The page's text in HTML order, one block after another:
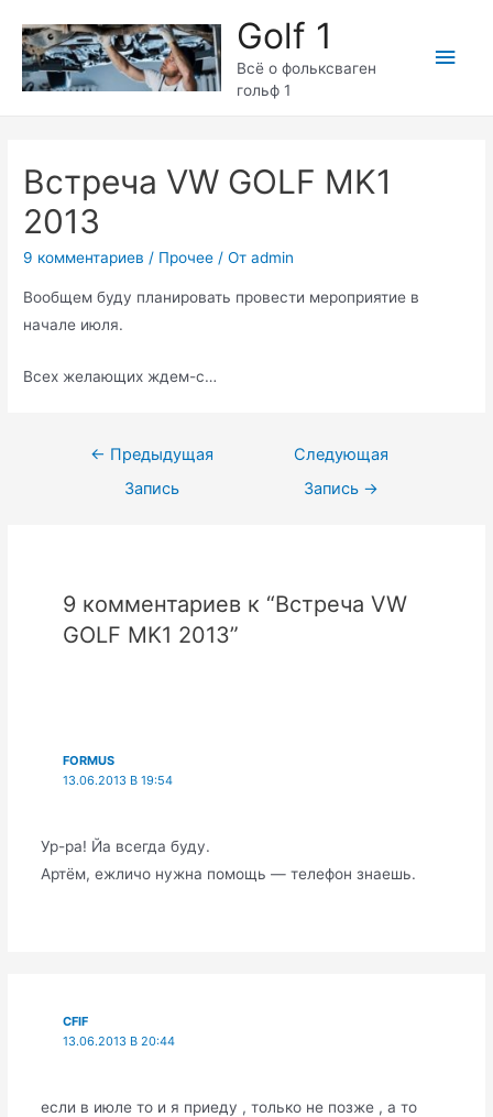
содержимому
Golf 1
Всё о фольксваген
гольф 1
Встреча VW GOLF MK1
2013
9 комментариев / Прочее / От admin
Вообщем буду планировать провести мероприятие в
начале июля.
Всех желающих ждем-с…
Навигация
← Предыдущая
Запись
Следующая
Запись →
9 комментариев к “Встреча VW
GOLF MK1 2013”
FORMUS
13.06.2013 В 19:54
Ур-ра! Йа всегда буду.
Артём, ежличо нужна помощь — телефон знаешь.
CFIF
13.06.2013 В 20:44
если в июле то и я приеду , только не позже , а то